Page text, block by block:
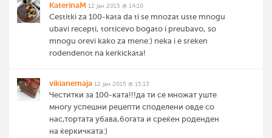
KaterinaM 12 јан 2015 @ 14:10
Cestitki za 100-kata da ti se mnozat uste mnogu
ubavi recepti, torticevo bogato i preubavo, so
mnogu orevi kako za mene:) neka i e sreken
rodendenot na kerkickata!
vikianemaja 12 јан 2015 @ 15:13
Честитки за 100-ката!!!да ти се множат уште
многу успешни рецепти споделени овде со
нас,тортата убава,богата и среќен роденден
на ќеркичката:)